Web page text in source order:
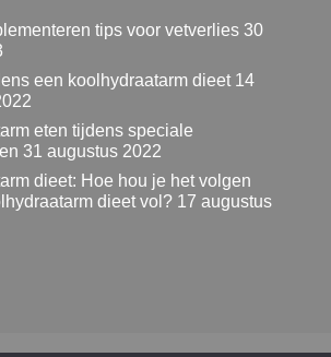
tips voor vetverlies 30
een koolhydraatarm dieet 14
eten tijdens speciale
31 augustus 2022
dieet: Hoe hou je het volgen
dieet vol? 17 augustus